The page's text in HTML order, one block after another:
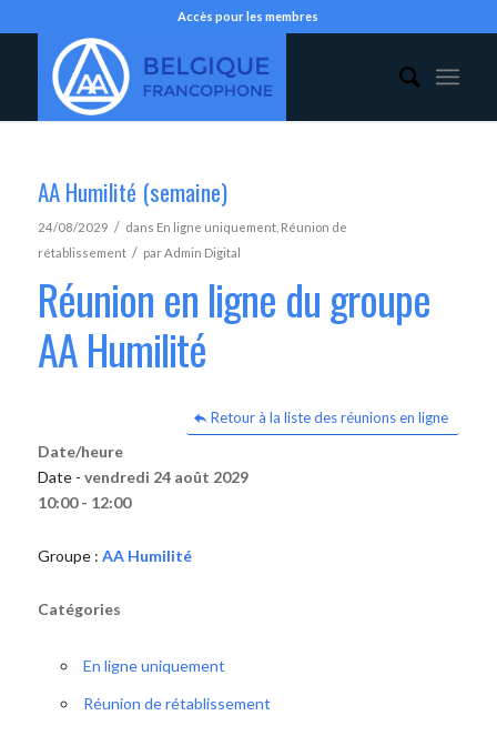
Accès pour les membres
AA Humilité (semaine)
24/08/2029 / dans En ligne uniquement, Réunion de
rétablissement / parAdmin Digital
Réunion en ligne du groupe
AA Humilité
Retour à la liste des réunions en ligne
Date/heure
Date - vendredi 24 août 2029
10:00 - 12:00
Groupe : AA Humilité
Catégories
En ligne uniquement
Réunion de rétablissement